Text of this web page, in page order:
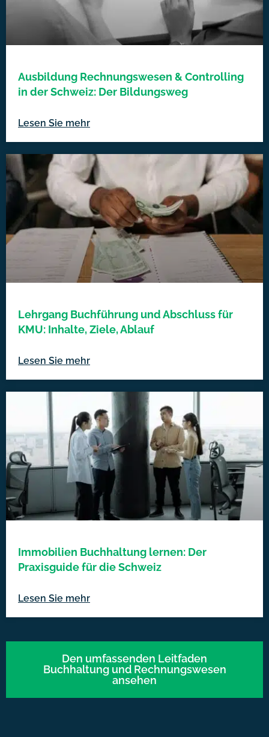
Ausbildung Rechnungswesen & Controlling
in der Schweiz: Der Bildungsweg
Lesen Sie mehr
Lehrgang Buchführung und Abschluss für
KMU: Inhalte, Ziele, Ablauf
Lesen Sie mehr
Immobilien Buchhaltung lernen: Der
Praxisguide für die Schweiz
Lesen Sie mehr
Den umfassenden Leitfaden
Buchhaltung und Rechnungswesen
ansehen